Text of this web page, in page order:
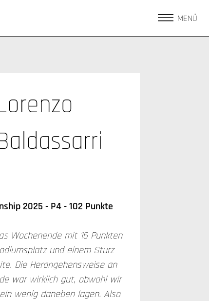
MENÜ
2025 - P4 - 102 Punkte
Wochenende mit 16 Punkten
und einem Sturz
Die Herangehensweise an
war wirklich gut, obwohl wir
wenig daneben lagen. Also